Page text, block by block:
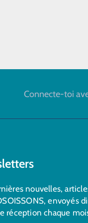
Connecte-toi
nouvelles,
envoyés
réception chaque